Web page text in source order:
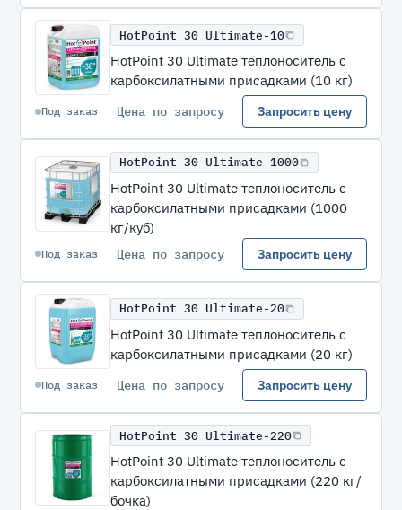
HotPoint 30 Ultimate-10
HotPoint 30 Ultimate теплоноситель с
карбоксилатными присадками (10 кг)
Под заказ Цена по запросу Запросить цену
HotPoint 30 Ultimate-1000
HotPoint 30 Ultimate теплоноситель с
карбоксилатными присадками (1000
кг/куб)
Под заказ Цена по запросу Запросить цену
HotPoint 30 Ultimate-20
HotPoint 30 Ultimate теплоноситель с
карбоксилатными присадками (20 кг)
Под заказ Цена по запросу Запросить цену
HotPoint 30 Ultimate-220
HotPoint 30 Ultimate теплоноситель с
карбоксилатными присадками (220 кг/
бочка)